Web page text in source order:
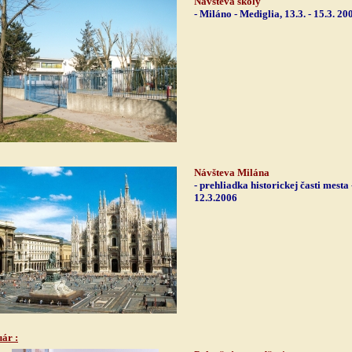
- Miláno - Mediglia, 13.3. - 15.3.
Návšteva Milána
- prehliadka historickej časti mesta
12.3.2006
: